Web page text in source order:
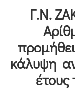
Γ.Ν.
κάλυψη